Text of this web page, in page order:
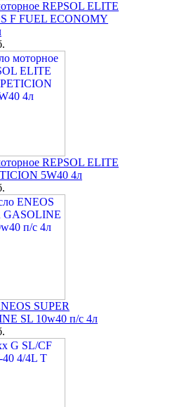
REPSOL ELITE
F FUEL ECONOMY
REPSOL ELITE
5W40 4л
SUPER
SL 10w40 п/с 4л